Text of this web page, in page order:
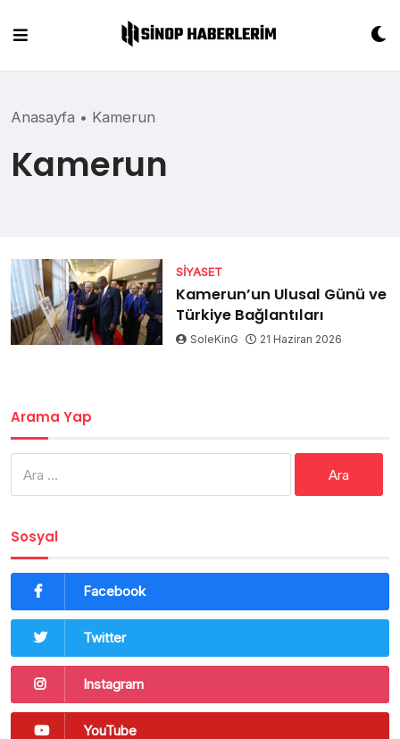
content
Anasayfa • Kamerun
Kamerun
SIYASET
Kamerun’un Ulusal Günü ve
Türkiye Bağlantıları
SoleKinG 21 Haziran 2026
Arama Yap
Sosyal
Facebook
Twitter
Instagram
YouTube